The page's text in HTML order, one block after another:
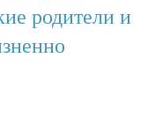
родители и